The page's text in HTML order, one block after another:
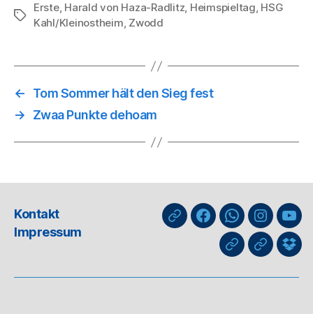
Schlagwörter
Erste, Harald von Haza-Radlitz, Heimspieltag, HSG
Kahl/Kleinostheim, Zwodd
←
Tom Sommer hält den Sieg fest
→
Zwaa Punkte dehoam
Kontakt
Impressum
nuLigaFacebookWhatsApp-
Kanal
GIPHYThreads